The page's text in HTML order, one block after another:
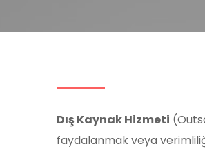
Dış Kaynak Hizmeti
faydalanmak veya